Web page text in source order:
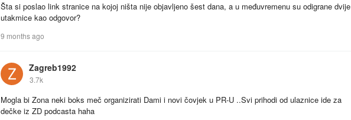
Šta si poslao link stranice na kojoj ništa nije objavljeno šest dana, a u međuvremenu su odigrane dvije
utakmice kao odgovor?
9 months ago
Zagreb1992
3.7k
Mogla bi Zona neki boks meč organizirati Dami i novi čovjek u PR-U ..Svi prihodi od ulaznice ide za
dečke iz ZD podcasta haha